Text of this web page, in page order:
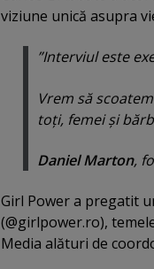
viziune unică asupra
”Interviul este
Vrem să
toţi, femei şi
Daniel Marton,
Girl Power a pregatit
(@girlpower.ro),
Media alături de